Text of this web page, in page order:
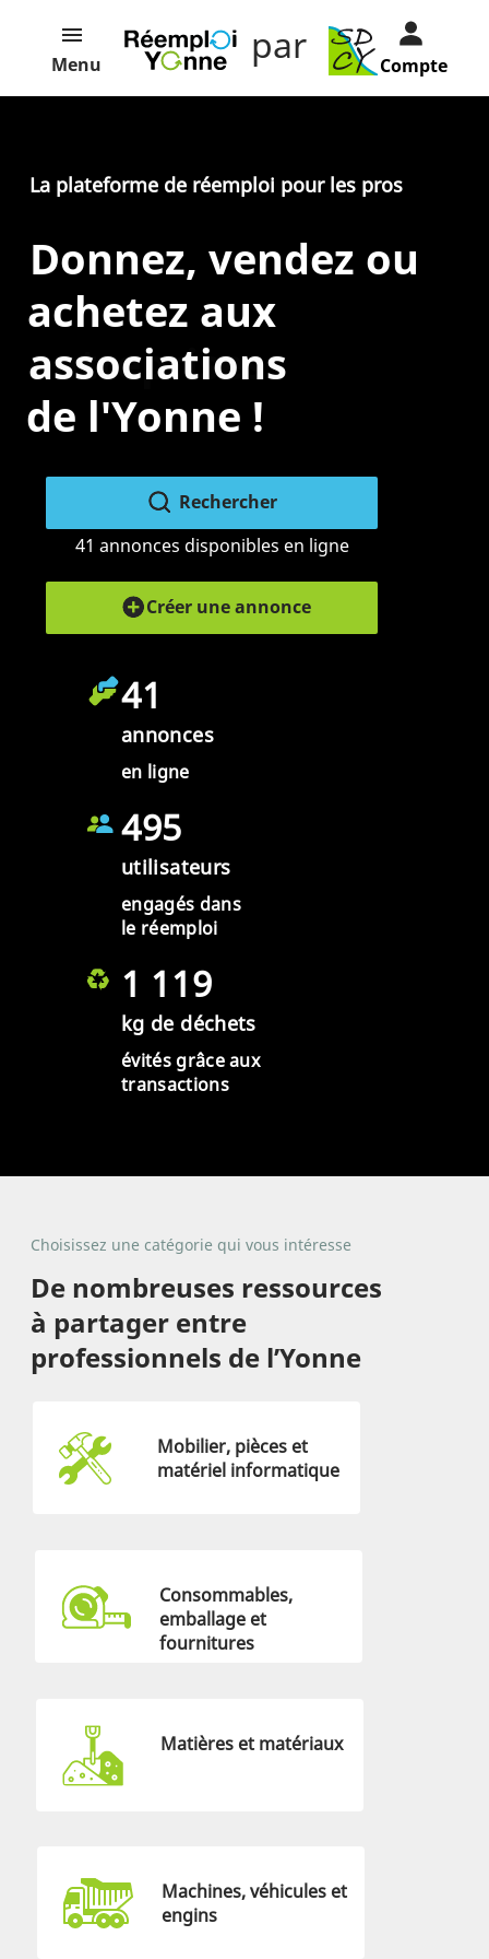
Menu par Compte
La plateforme de réemploi pour les pros
Donnez, vendez ou
achetez aux
entreprises
associations
de l'Yonne !
Rechercher
41 annonces disponibles en ligne
Créer une annonce
41
annonces
en ligne
495
utilisateurs
engagés dans
le réemploi
1 119
kg de déchets
évités grâce aux
transactions
Choisissez une catégorie qui vous intéresse
De nombreuses ressources
à partager entre
professionnels de l’Yonne
Mobilier, pièces et
matériel informatique
Consommables,
emballage et
fournitures
Matières et matériaux
Machines, véhicules et
engins